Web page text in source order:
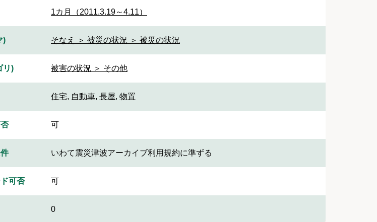
1カ月（2011.3.19～4.11）
) そなえ ＞ 被災の状況 ＞ 被災の状況
リ) 被害の状況 ＞ その他
住宅, 自動車, 長屋, 物置
可
いわて震災津波アーカイブ利用規約に準ずる
可否 可
0